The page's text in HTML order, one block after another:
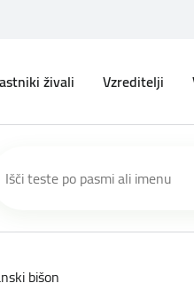
živali Vzreditelji
bišon